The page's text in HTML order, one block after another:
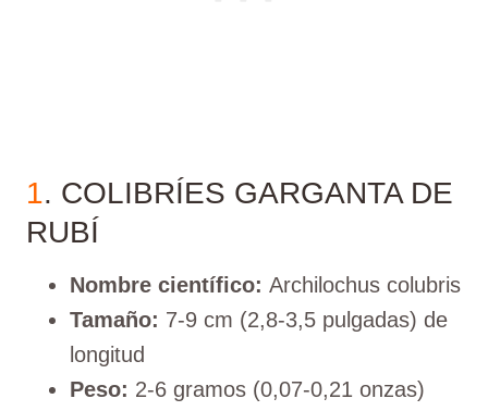
1. COLIBRÍES GARGANTA DE
RUBÍ
Nombre científico: Archilochus colubris
Tamaño: 7-9 cm (2,8-3,5 pulgadas) de
longitud
Peso: 2-6 gramos (0,07-0,21 onzas)